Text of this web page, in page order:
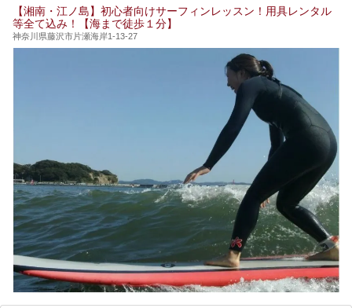
今回は日帰り温泉としての「絶景日帰り温泉 龍宮殿本館
（以下、龍宮殿本館）」と、旅館としての「箱根 芦ノ湖畔
蛸川温泉 龍宮殿（以下、龍宮殿）」の両方の魅力をたっぷ
りお伝えします！
ここは箱根神社、九頭龍神社、白龍神社、箱根元宮と箱根の
4つの神社に囲まれたパワースポットです。
提供元：株式会社西武・プリンスホテルズワールドワイド
この記事は箱根 芦ノ湖畔蛸川温泉 龍宮殿のPR記事です。
【湘南・江ノ島】初心者向けサーフィンレッスン！用具レンタル
等全て込み！【海まで徒歩１分】
神奈川県藤沢市片瀬海岸1-13-27